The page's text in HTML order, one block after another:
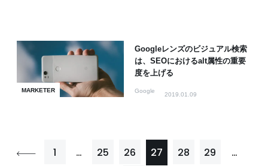
MARKETER
Googleレンズのビジュアル検索
は、SEOにおけるalt属性の重要
度を上げる
Google
2019.01.09
1 … 25 26 27 28 29
…